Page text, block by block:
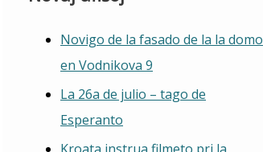
Novigo de la fasado de la la domo
en Vodnikova 9
La 26a de julio – tago de
Esperanto